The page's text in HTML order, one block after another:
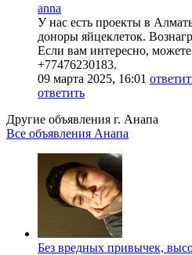
anna
У нас есть проекты в
доноры яйцеклеток.
Если вам интересно,
+77476230183.
09 марта 2025, 16:01
ответить
Другие объявления г. Анапа
Все объявления Анапа
Без вредных привычек,